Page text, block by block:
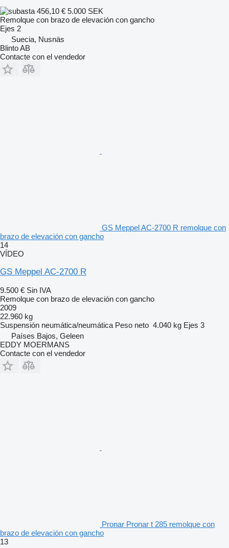
456,10 € 5.000 SEK
Remolque con brazo de elevación con gancho
Ejes 2
Suecia, Nusnäs
Blinto AB
Contacte con el vendedor
GS Meppel AC-2700 R remolque con
brazo de elevación con gancho
14
VÍDEO
GS Meppel AC-2700 R
9.500 € Sin IVA
Remolque con brazo de elevación con gancho
2009
22.960 kg
Suspensión neumática/neumática Peso neto 4.040 kg Ejes 3
Países Bajos, Geleen
EDDY MOERMANS
Contacte con el vendedor
Pronar Pronar t 285 remolque con
brazo de elevación con gancho
13